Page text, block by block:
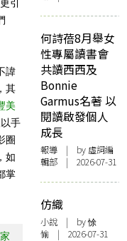
引
諱
其
美
以手
圈
如
掌
何詩蓓8月舉女
性專屬讀書會
共讀西西及
Bonnie
Garmus名著 以
閱讀啟發個人
成長
報導 | by 虛詞編
輯部 | 2026-07-31
仿織
小說 | by 悇
愉 | 2026-07-31